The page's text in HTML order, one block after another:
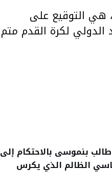
وستكون المرحلة المقبلة في عملية تقديم ملف ترشيح كأس العالم 2030، هي التوقيع على
الدولي لكرة القدم متم
بنموسى بالاحتكام إلى
الظالم الذي يكرس